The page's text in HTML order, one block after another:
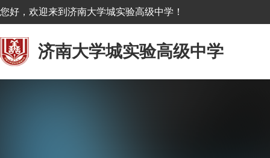
您好，欢迎来到济南大学城实验高级中学！
济南大学城实验高级中学